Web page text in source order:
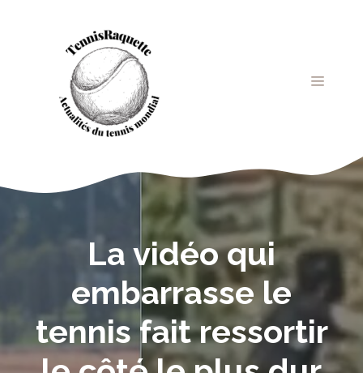
MENU
La vidéo qui
embarrasse le
tennis fait ressortir